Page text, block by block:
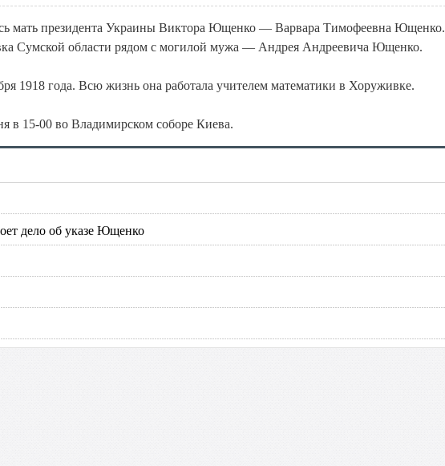
мать президента Украины Виктора Ющенко — Варвара Тимофеевна Ющенко.
Сумской области рядом с могилой мужа — Андрея Андреевича Ющенко.
1918 года. Всю жизнь она работала учителем математики в Хоруживке.
в 15-00 во Владимирском соборе Киева.
дело об указе Ющенко